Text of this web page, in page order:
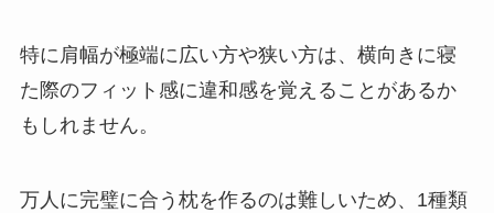
特に肩幅が極端に広い方や狭い方は、横向きに寝
た際のフィット感に違和感を覚えることがあるか
もしれません。
万人に完璧に合う枕を作るのは難しいため、1種類